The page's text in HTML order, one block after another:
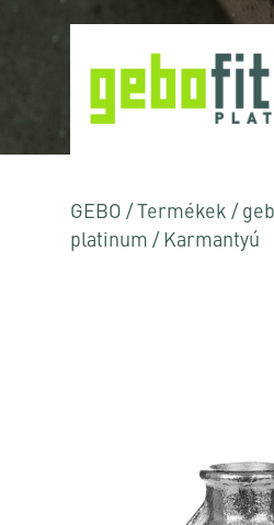
GEBO / Termékek /
platinum / Karmantyú